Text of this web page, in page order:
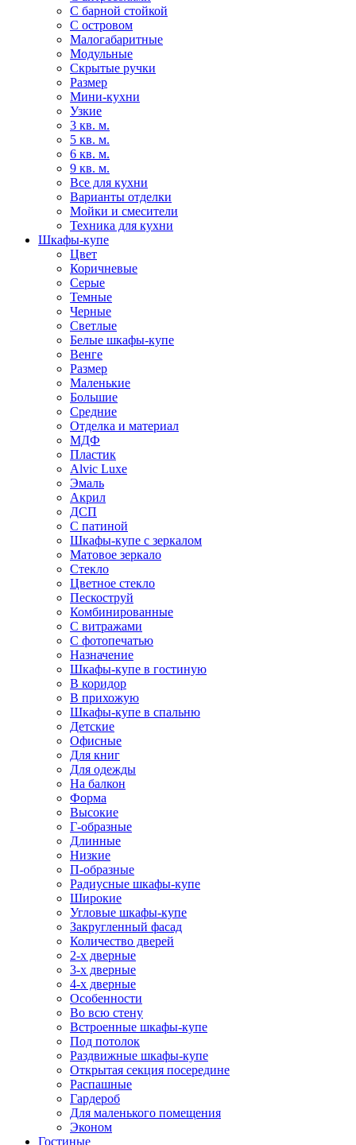
С барной стойкой
С островом
Малогабаритные
Модульные
Скрытые ручки
Размер
Мини-кухни
Узкие
3 кв. м.
5 кв. м.
6 кв. м.
9 кв. м.
Все для кухни
Варианты отделки
Мойки и смесители
Техника для кухни
Шкафы-купе
Цвет
Коричневые
Серые
Темные
Черные
Светлые
Белые шкафы-купе
Венге
Размер
Маленькие
Большие
Средние
Отделка и материал
МДФ
Пластик
Alvic Luxe
Эмаль
Акрил
ДСП
С патиной
Шкафы-купе с зеркалом
Матовое зеркало
Стекло
Цветное стекло
Пескоструй
Комбинированные
С витражами
С фотопечатью
Назначение
Шкафы-купе в гостиную
В коридор
В прихожую
Шкафы-купе в спальню
Детские
Офисные
Для книг
Для одежды
На балкон
Форма
Высокие
Г-образные
Длинные
Низкие
П-образные
Радиусные шкафы-купе
Широкие
Угловые шкафы-купе
Закругленный фасад
Количество дверей
2-х дверные
3-х дверные
4-х дверные
Особенности
Во всю стену
Встроенные шкафы-купе
Под потолок
Раздвижные шкафы-купе
Открытая секция посередине
Распашные
Гардероб
Для маленького помещения
Эконом
Гостиные